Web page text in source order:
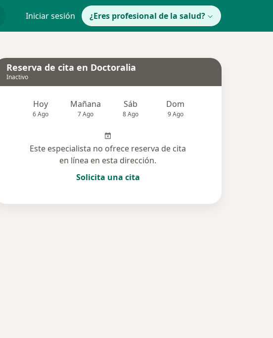
Iniciar sesión ¿Eres profesional de la salud?
Dudas solucionadas (1)
Reserva de cita en Doctoralia
Inactivo
Hoy
6 Ago
Mañana
7 Ago
Sáb
8 Ago
Dom
9 Ago
Este especialista no ofrece reserva de cita
en línea en esta dirección.
Solicita una cita